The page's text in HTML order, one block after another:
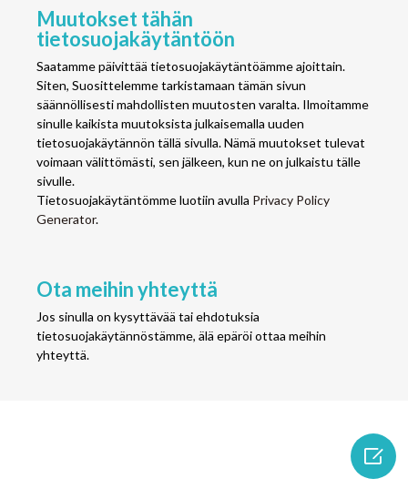
Muutokset tähän
tietosuojakäytäntöön
Saatamme päivittää tietosuojakäytäntöämme ajoittain.
Siten, Suosittelemme tarkistamaan tämän sivun
säännöllisesti mahdollisten muutosten varalta. Ilmoitamme
sinulle kaikista muutoksista julkaisemalla uuden
tietosuojakäytännön tällä sivulla. Nämä muutokset tulevat
voimaan välittömästi, sen jälkeen, kun ne on julkaistu tälle
sivulle.
Tietosuojakäytäntömme luotiin avulla Privacy Policy
Generator.
Ota meihin yhteyttä
Jos sinulla on kysyttävää tai ehdotuksia
tietosuojakäytännöstämme, älä epäröi ottaa meihin
yhteyttä.
